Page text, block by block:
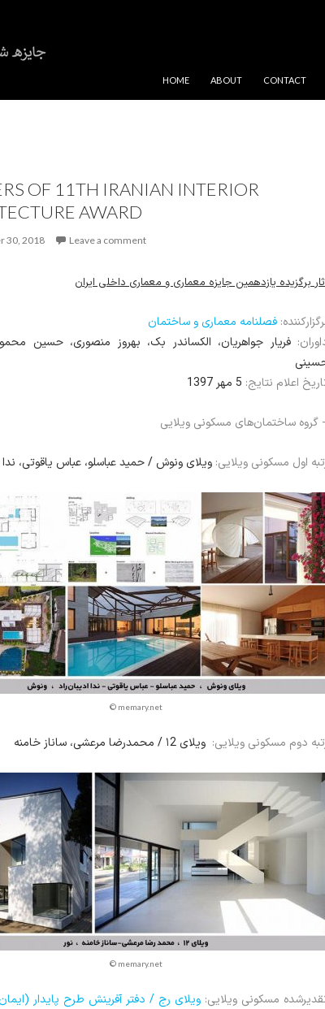
HOME
ABOUT CONTACT
OF 11TH IRANIAN INTERIOR
AWARD
30, 2018 Leave a comment
برگزیده یازدهمین جایزه معماری و معماری داخلی ایران
فصلنامه معماری و ساختمان
فریار جواهریان، الکساندر بک، بهروز منصوری، حسین
اعلام نتایج:
گروه ساختمان‌های مسکونی ویلایی
اول مسکونی ویلایی: ویلای ونوش / حمید عباسلو، عباس یاقوتی، ندا
© memary.net
دوم مسکونی ویلایی: ویلای ۱2 / محمدرضا مرعشی، ساناز خامنه
© memary.net
مسکونی ویلایی: ویلای رج / دفتر آفرینش طرح پایدار